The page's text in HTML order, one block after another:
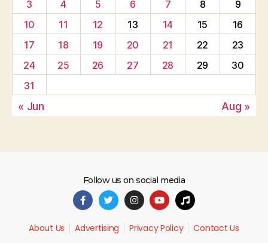
3
4 5 6 7 8
9
10
11 12 13 14 15
16
17
18 19 20 21 22
23
24
25 26 27 28 29
30
31
« Jun Aug »
Follow us on social media
About Us Advertising Privacy Policy Contact Us